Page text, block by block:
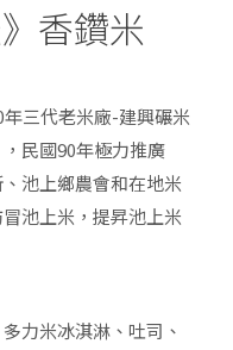
香鑽米
三代老米廠-建興碾米
民國90年極力推廣
池上鄉農會和在地米
池上米，提昇池上米
力米冰淇淋、吐司、